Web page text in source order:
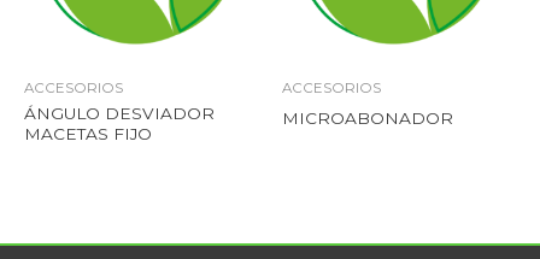
ACCESORIOS
ÁNGULO DESVIADOR
MACETAS FIJO
ACCESORIOS
MICROABONADOR